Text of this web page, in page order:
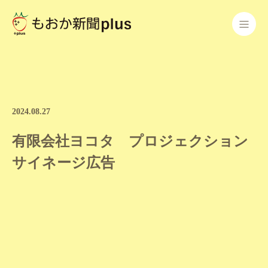
2024.08.27
有限会社ヨコタ プロジェクション
サイネージ広告